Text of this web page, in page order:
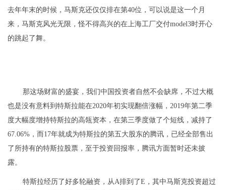
去年年末的时候，马斯克还仅仅排在第40位，可以说是这一个月
来，马斯克风光无限，怪不得高兴的在上海工厂交付model3时开心
的跳起了舞。
那这场财富的盛宴，我们中国投资者自然不会缺席，不过大概
也是没有意料到特斯拉能在2020年初实现翻倍涨幅，2019年第二季
度大幅度增持特斯拉的高瓴资本，在第三季度做了个短线，减持了
67.06%，而17年就成为特斯拉的第五大股东的腾讯，已经全部售出
了所持有的特斯拉股票，至于投资回报率，腾讯方面暂时还未披
露。
特斯拉经历了好多轮融资，从A排到了E，其中马斯克投资超过